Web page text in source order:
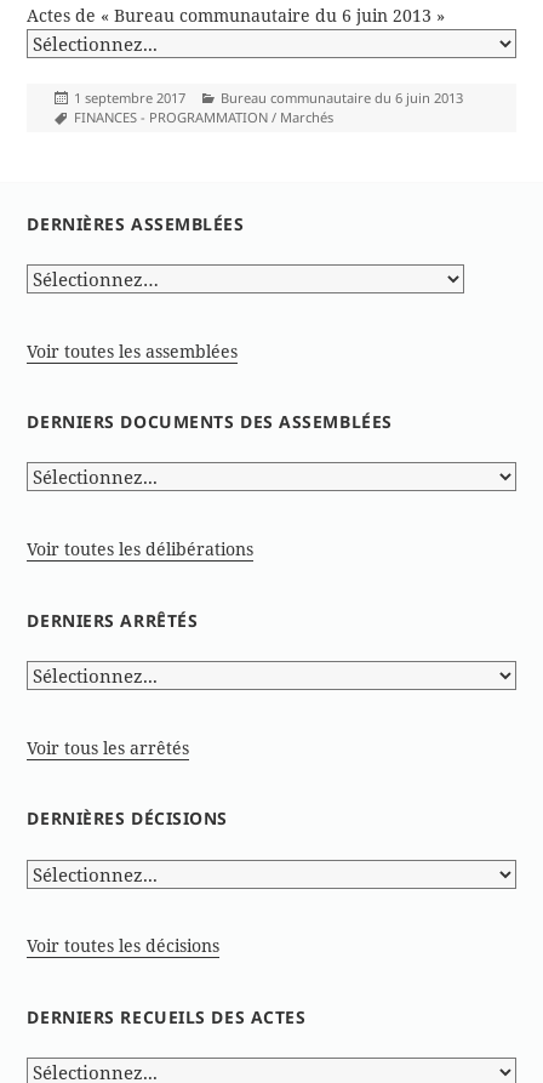
Actes de « Bureau communautaire du 6 juin 2013 »
Publié
le
1 septembre 2017 Catégories
Bureau communautaire du 6 juin 2013
Mots-
FINANCES - PROGRAMMATION / Marchés
DERNIÈRES ASSEMBLÉES
Voir toutes les assemblées
DERNIERS DOCUMENTS DES ASSEMBLÉES
Voir toutes les délibérations
DERNIERS ARRÊTÉS
Voir tous les arrêtés
DERNIÈRES DÉCISIONS
Voir toutes les décisions
DERNIERS RECUEILS DES ACTES